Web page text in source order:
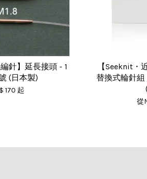
針】延長接頭 - 1
(日本製)
170 起
【Seeknit・
替換式輪針
從